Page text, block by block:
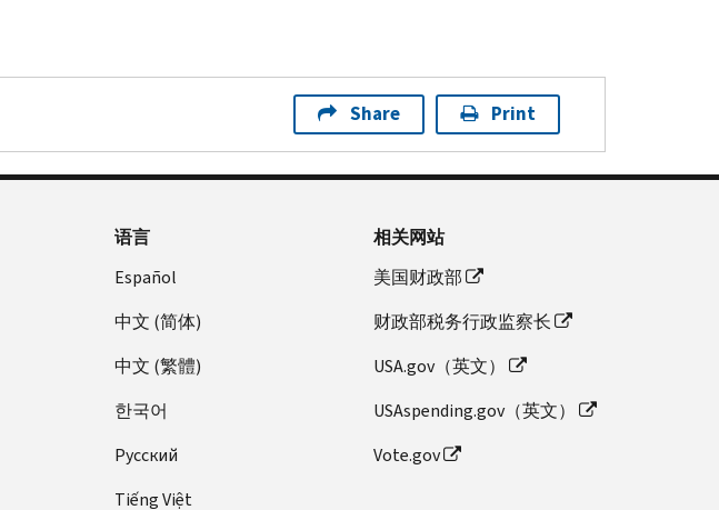
Share Print
语言
Español
中文 (简体)
中文 (繁體)
한국어
Pусский
Tiếng Việt
相关网站
美国财政部
财政部税务行政监察长
USA.gov（英文）
USAspending.gov（英文）
Vote.gov